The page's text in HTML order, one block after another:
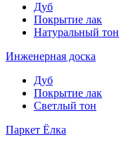
Дуб
Покрытие лак
Натуральный тон
Инженерная доска
Дуб
Покрытие лак
Светлый тон
Паркет Ёлка